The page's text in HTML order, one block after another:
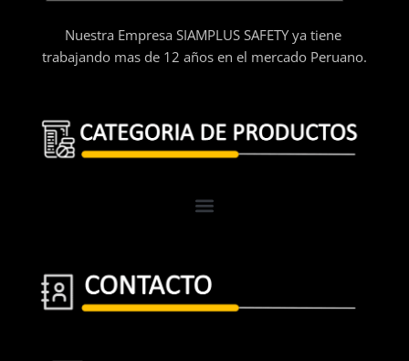
Nuestra Empresa SIAMPLUS SAFETY ya tiene
trabajando mas de 12 años en el mercado Peruano.